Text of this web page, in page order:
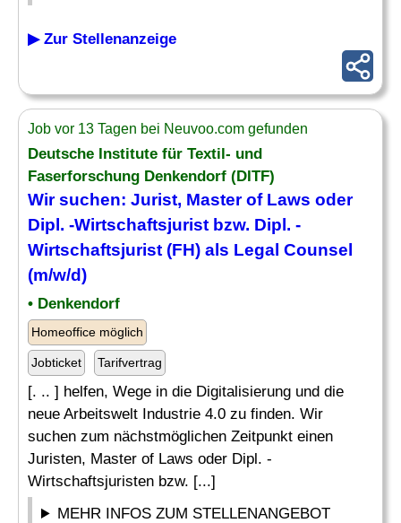
▶ Zur Stellenanzeige
Job vor 13 Tagen bei Neuvoo.com gefunden
Deutsche Institute für Textil- und
Faserforschung Denkendorf (DITF)
Wir suchen: Jurist, Master of Laws oder
Dipl. -Wirtschaftsjurist bzw. Dipl. -
Wirtschaftsjurist (FH) als Legal Counsel
(m/w/d)
• Denkendorf
Homeoffice möglich
Jobticket Tarifvertrag
[. .. ] helfen, Wege in die Digitalisierung und die
neue Arbeitswelt Industrie 4.0 zu finden. Wir
suchen zum nächstmöglichen Zeitpunkt einen
Juristen, Master of Laws oder Dipl. -
Wirtschaftsjuristen bzw. [...]
MEHR INFOS ZUM STELLENANGEBOT